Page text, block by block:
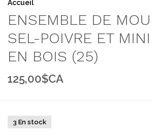
Accueil
ENSEMBLE DE
SEL-POIVRE ET
EN BOIS (25)
125,00$CA
3 En stock